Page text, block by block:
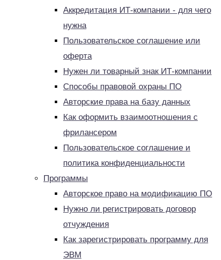
Аккредитация ИТ-компании - для чего
нужна
Пользовательское соглашение или
оферта
Нужен ли товарный знак ИТ-компании
Способы правовой охраны ПО
Авторские права на базу данных
Как оформить взаимоотношения с
фрилансером
Пользовательское соглашение и
политика конфиденциальности
Программы
Авторское право на модификацию ПО
Нужно ли регистрировать договор
отчуждения
Как зарегистрировать программу для
ЭВМ